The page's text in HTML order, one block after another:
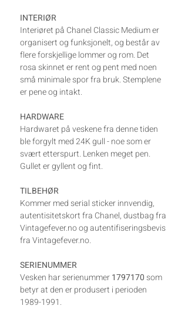
INTERIØR
Interiøret på Chanel Classic Medium er
organisert og funksjonelt, og består av
flere forskjellige lommer og rom. Det
rosa skinnet er rent og pent med noen
små minimale spor fra bruk. Stemplene
er pene og intakt.
HARDWARE
Hardwaret på veskene fra denne tiden
ble forgylt med 24K gull - noe som er
svært etterspurt. Lenken meget pen.
Gullet er gyllent og fint.
TILBEHØR
Kommer med serial sticker innvendig,
autentisitetskort fra Chanel, dustbag fra
Vintagefever.no og autentifiseringsbevis
fra Vintagefever.no.
SERIENUMMER
Vesken har serienummer1797170som
betyr at den er produsert i perioden
1989-1991.